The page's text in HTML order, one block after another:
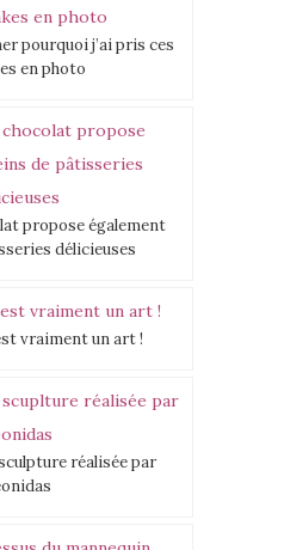
pourquoi j’ai pris ces
en photo
propose également
délicieuses
vraiment un art !
réalisée par